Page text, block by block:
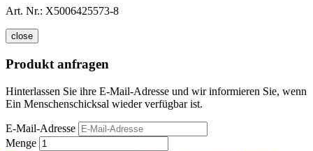
Art. Nr.: X5006425573-8
close
Produkt anfragen
Hinterlassen Sie ihre E-Mail-Adresse und wir informieren Sie, wenn
Ein Menschenschicksal wieder verfügbar ist.
E-Mail-Adresse
Menge